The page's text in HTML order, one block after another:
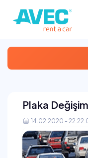
Plaka
14.02.2020 -